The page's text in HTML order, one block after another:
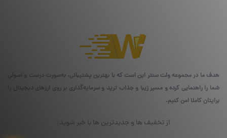
هدف ما در مجموعه ولت سنتر این است که با بهترین پشتیبانی، به‌صورت درست و اصولی
شما را راهنمایی کرده و مسیر زیبا و جذاب ترید و سرمایه‌گذاری بر روی ارزهای دیجیتال را
برایتان کاملا امن کنیم.
از تخفیف ها و جدیدترین ها با خبر شوید: